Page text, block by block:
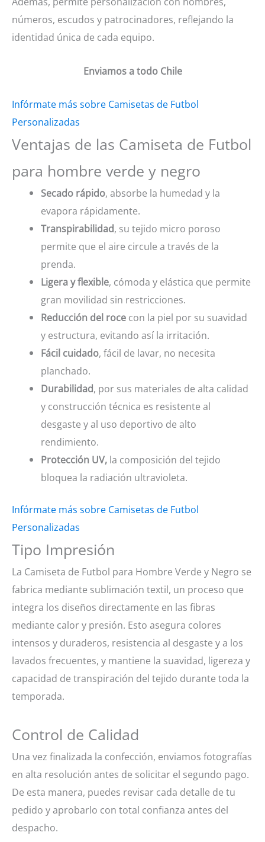
números, escudos y patrocinadores, reflejando la
identidad única de cada equipo.
Enviamos a todo Chile
Infórmate más sobre Camisetas de Futbol
Personalizadas
Ventajas de las Camiseta de Futbol
para hombre verde y negro
Secado rápido, absorbe la humedad y la
evapora rápidamente.
Transpirabilidad, su tejido micro poroso
permite que el aire circule a través de la
prenda.
Ligera y flexible, cómoda y elástica que permite
gran movilidad sin restricciones.
Reducción del roce con la piel por su suavidad
y estructura, evitando así la irritación.
Fácil cuidado, fácil de lavar, no necesita
planchado.
Durabilidad, por sus materiales de alta calidad
y construcción técnica es resistente al
desgaste y al uso deportivo de alto
rendimiento.
Protección UV, la composición del tejido
bloquea la radiación ultravioleta.
Infórmate más sobre Camisetas de Futbol
Personalizadas
Tipo Impresión
La Camiseta de Futbol para Hombre Verde y Negro se
fabrica mediante sublimación textil, un proceso que
integra los diseños directamente en las fibras
mediante calor y presión. Esto asegura colores
intensos y duraderos, resistencia al desgaste y a los
lavados frecuentes, y mantiene la suavidad, ligereza y
capacidad de transpiración del tejido durante toda la
temporada.
Control de Calidad
Una vez finalizada la confección, enviamos fotografías
en alta resolución antes de solicitar el segundo pago.
De esta manera, puedes revisar cada detalle de tu
pedido y aprobarlo con total confianza antes del
despacho.